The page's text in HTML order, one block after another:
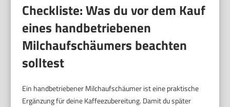
Checkliste: Was du vor dem Kauf
eines handbetriebenen
Milchaufschäumers beachten
solltest
Ein handbetriebener Milchaufschäumer ist eine praktische
Ergänzung für deine Kaffeezubereitung. Damit du später